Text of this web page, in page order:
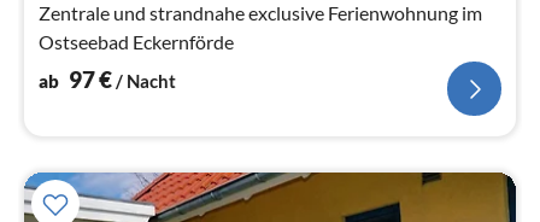
Zentrale und strandnahe exclusive Ferienwohnung im
Ostseebad Eckernförde
ab 97€/ Nacht